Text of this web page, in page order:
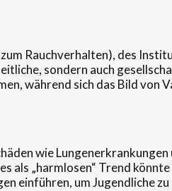
Rauchverhalten), des
sondern auch
während sich das Bild von
wie
als „harmlosen“ Trend
einführen, um Jugendliche